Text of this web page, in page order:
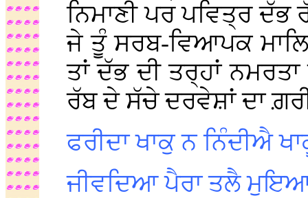
ਨਿਮਾਣੀ ਪਰ ਪਵਿਤ੍ਰ
ਜੇ ਤੂੰ ਸਰਬ-ਵਿਆਪਕ
ਤਾਂ ਦੱਭ ਦੀ ਤਰ੍ਹਾਂ
ਰੱਬ ਦੇ ਸੱਚੇ ਦਰਵੇਸ਼ਾਂ ਦਾ
ਫਰੀਦਾ ਖਾਕੁ ਨ ਨਿੰਦੀਐ
ਜੀਵਦਿਆ ਪੈਰਾ ਤਲੈ